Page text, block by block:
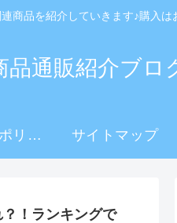
商品を紹介していきます♪購入は
通販紹介ブロ
リシ サイトマップ
！ランキングで